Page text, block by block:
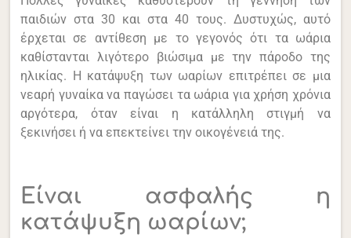
παιδιών στα 30 και στα 40 τους. Δυστυχώς, αυτό
έρχεται σε αντίθεση με το γεγονός ότι τα ωάρια
καθίστανται λιγότερο βιώσιμα με την πάροδο της
ηλικίας. Η κατάψυξη των ωαρίων επιτρέπει σε μια
νεαρή γυναίκα να παγώσει τα ωάρια για χρήση χρόνια
αργότερα, όταν είναι η κατάλληλη στιγμή να
ξεκινήσει ή να επεκτείνει την οικογένειά της.
Είναι ασφαλής η
κατάψυξη ωαρίων;